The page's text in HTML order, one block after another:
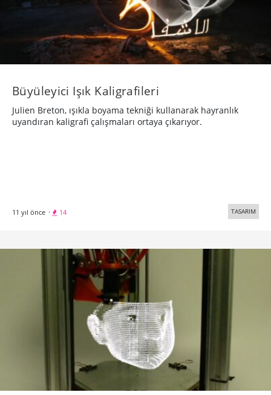
Büyüleyici Işık Kaligrafileri
Julien Breton, ışıkla boyama tekniği kullanarak hayranlık
uyandıran kaligrafi çalışmaları ortaya çıkarıyor.
11 yıl önce · 14 TASARIM